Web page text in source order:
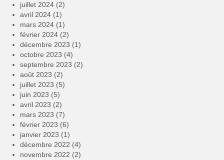
juillet 2024 (2)
avril 2024 (1)
mars 2024 (1)
février 2024 (2)
décembre 2023 (1)
octobre 2023 (4)
septembre 2023 (2)
août 2023 (2)
juillet 2023 (5)
juin 2023 (5)
avril 2023 (2)
mars 2023 (7)
février 2023 (6)
janvier 2023 (1)
décembre 2022 (4)
novembre 2022 (2)